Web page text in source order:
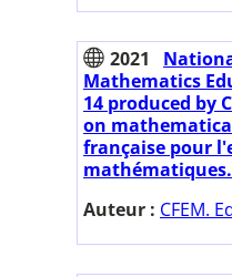
2021
Mathematics
14 produced by
on
française pour
mathématiques.
Auteur : CFEM.